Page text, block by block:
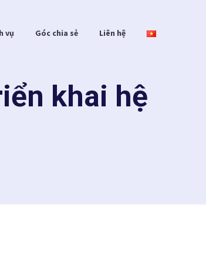
vụ Góc chia sẻ Liên hệ
khai hệ